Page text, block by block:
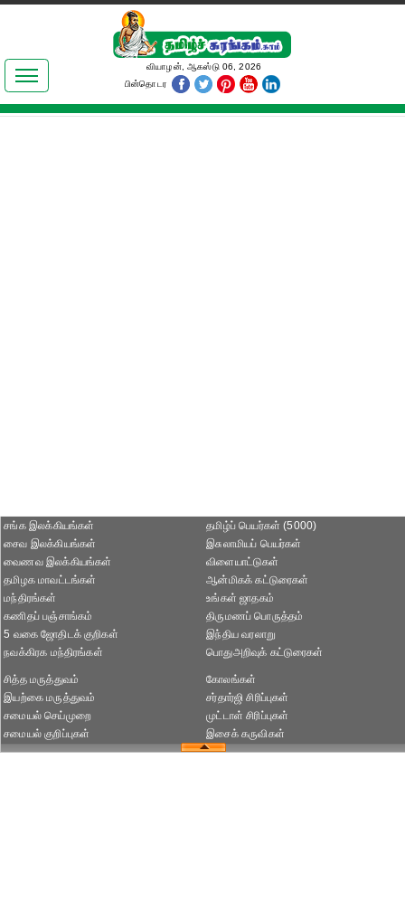
இலக்கியங்கள்
தமிழ் உலகம்
வியாழன், ஆகஸ்டு 06, 2026
பின்தொடர
சங்க இலக்கியங்கள்
சைவ இலக்கியங்கள்
வைணவ இலக்கியங்கள்
தமிழக மாவட்டங்கள்
தமிழ்ப் பெயர்கள் (5000)
இசுலாமியப் பெயர்கள்
விளையாட்டுகள்
ஆன்மிகக் கட்டுரைகள்
மந்திரங்கள்
கணிதப் பஞ்சாங்கம்
5 வகை ஜோதிடக் குறிகள்
நவக்கிரக மந்திரங்கள்
உங்கள் ஜாதகம்
திருமணப் பொருத்தம்
இந்திய வரலாறு
பொதுஅறிவுக் கட்டுரைகள்
சித்த மருத்துவம்
இயற்கை மருத்துவம்
சமையல் செய்முறை
சமையல் குறிப்புகள்
கோலங்கள்
சர்தார்ஜி சிரிப்புகள்
முட்டாள் சிரிப்புகள்
இசைக் கருவிகள்